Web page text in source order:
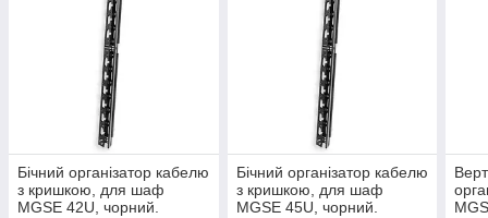
Бічний організатор кабелю
з кришкою, для шаф
MGSE 42U, чорний.
Бічний організатор кабелю
з кришкою, для шаф
MGSE 45U, чорний.